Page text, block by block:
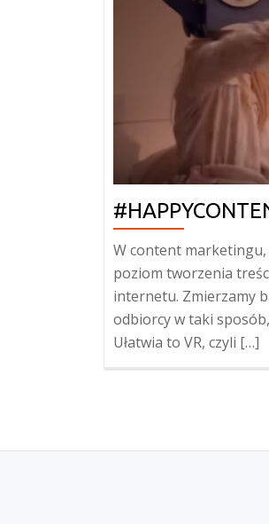
W content
poziom tworzenia
internetu. Zmierzamy
odbiorcy w taki
Ułatwia to VR, czyli […]